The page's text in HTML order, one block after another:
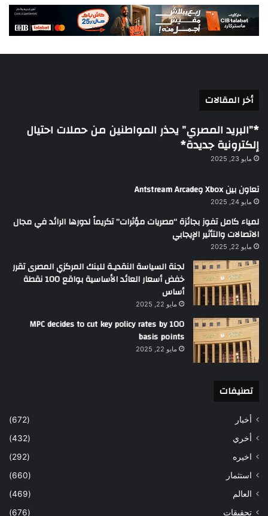
أخر المقالات
*”البريد المصري” يحذر المواطنين من حملات احتيال
إلكترونية جديدة*
مايو 23, 2025
تعاون بين Xbox وAntstream Arcade
مايو 24, 2025
لمياء كامل تفوز بجائزة “مصريات مؤثرات” تكريماً لدورها الرائد في مجال
الاتصالات والتأثير الإيجابي
مايو 22, 2025
لجنة السياسة النقديـة للبنك المركزي المصرى تقرر
خفض أسعار العائد الأساسية بواقع 100 نقطة
أساس
مايو 22, 2025
MPC decides to cut key policy rates by 100
basis points
مايو 22, 2025
تصنيفات
أخبار
(672)
أخري
(432)
اخيره
(292)
استثمار
(660)
العالم
(469)
تحقيقات
(676)